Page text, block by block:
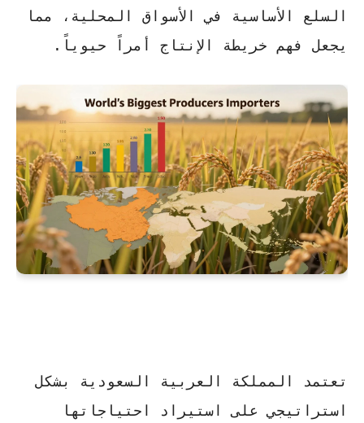
السلع الأساسية في الأسواق المحلية، مما
يجعل فهم خريطة الإنتاج أمراً حيوياً.
تعتمد المملكة العربية السعودية بشكل
استراتيجي على استيراد احتياجاتها